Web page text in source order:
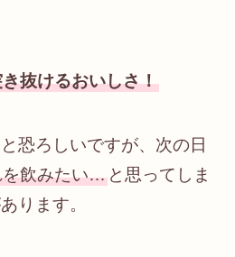
抜けるおいしさ！
恐ろしいですが、次の日
を飲みたい…と思ってしま
ります。